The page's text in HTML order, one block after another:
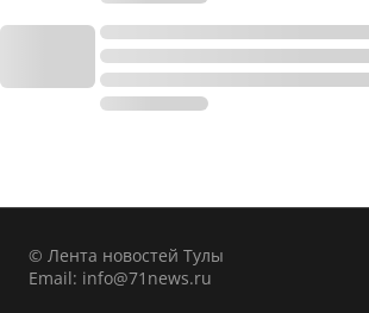
© Лента новостей Тулы
Email: info@71news.ru